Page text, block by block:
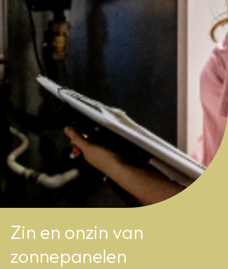
Zin en onzin van
zonnepanelen